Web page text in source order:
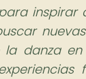
inspirar
danza en